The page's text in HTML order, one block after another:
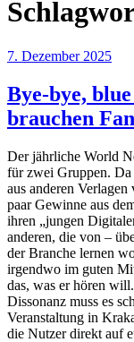
Veröffentlicht
7. Dezember 2025
Bye-bye,
brauchen
Der jährliche World
für zwei Gruppen.
aus anderen
paar Gewinne aus
ihren „jungen
anderen, die von –
der Branche lernen
irgendwo im guten
das, was er hören
Dissonanz muss es
Veranstaltung in
die Nutzer direkt auf